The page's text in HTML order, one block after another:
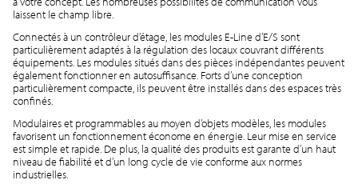
laissent le champ libre.
Connectés à un contrôleur d’étage, les modules E-Line d’E/S sont
particulièrement adaptés à la régulation des locaux couvrant différents
équipements. Les modules situés dans des pièces indépendantes peuvent
également fonctionner en autosuffisance. Forts d’une conception
particulièrement compacte, ils peuvent être installés dans des espaces très
confinés.
Modulaires et programmables au moyen d’objets modèles, les modules
favorisent un fonctionnement économe en énergie. Leur mise en service
est simple et rapide. De plus, la qualité des produits est garante d’un haut
niveau de fiabilité et d’un long cycle de vie conforme aux normes
industrielles.